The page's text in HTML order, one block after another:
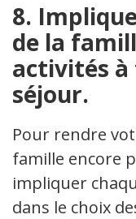
8.
de la
activités
séjour.
Pour rendre
famille encore
impliquer
dans le choix